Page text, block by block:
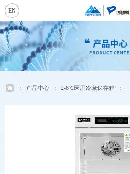
EN
产品中心 2-8℃医用冷藏保存箱